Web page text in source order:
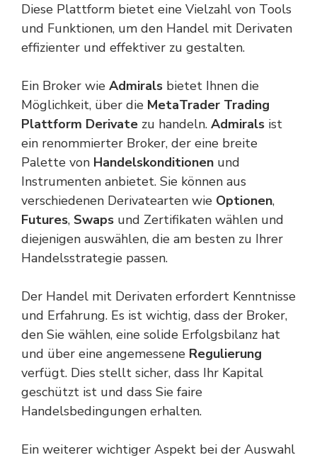
Diese Plattform bietet eine Vielzahl von Tools
und Funktionen, um den Handel mit Derivaten
effizienter und effektiver zu gestalten.
Ein Broker wie Admirals bietet Ihnen die
Möglichkeit, über die MetaTrader Trading
Plattform Derivate zu handeln. Admirals ist
ein renommierter Broker, der eine breite
Palette von Handelskonditionen und
Instrumenten anbietet. Sie können aus
verschiedenen Derivatearten wie Optionen,
Futures, Swaps und Zertifikaten wählen und
diejenigen auswählen, die am besten zu Ihrer
Handelsstrategie passen.
Der Handel mit Derivaten erfordert Kenntnisse
und Erfahrung. Es ist wichtig, dass der Broker,
den Sie wählen, eine solide Erfolgsbilanz hat
und über eine angemessene Regulierung
verfügt. Dies stellt sicher, dass Ihr Kapital
geschützt ist und dass Sie faire
Handelsbedingungen erhalten.
Ein weiterer wichtiger Aspekt bei der Auswahl